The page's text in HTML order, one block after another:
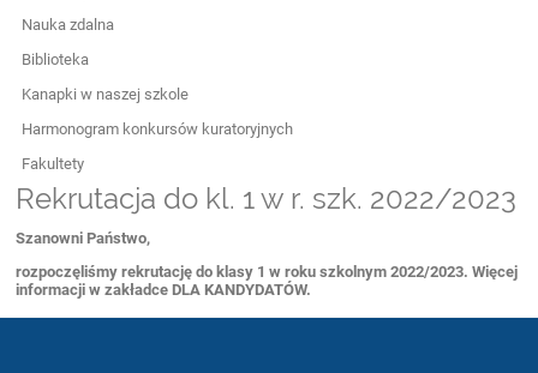
Nauka zdalna
Biblioteka
Kanapki w naszej szkole
Harmonogram konkursów kuratoryjnych
Fakultety
Rekrutacja do kl. 1 w r. szk. 2022/2023
Szanowni Państwo,
rozpoczęliśmy rekrutację do klasy 1 w roku szkolnym 2022/2023. Więcej
informacji w zakładce DLA KANDYDATÓW.